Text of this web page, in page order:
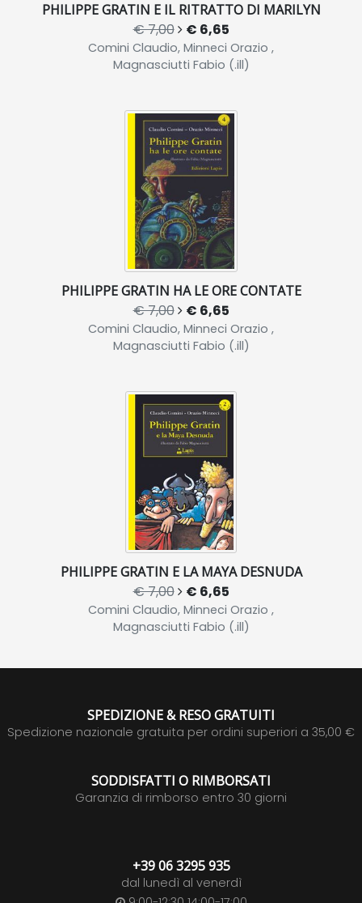
PHILIPPE GRATIN E IL RITRATTO DI MARILYN
€ 7,00 € 6,65
Comini Claudio, Minneci Orazio ,
Magnasciutti Fabio (.ill)
PHILIPPE GRATIN HA LE ORE CONTATE
€ 7,00 € 6,65
Comini Claudio, Minneci Orazio ,
Magnasciutti Fabio (.ill)
PHILIPPE GRATIN E LA MAYA DESNUDA
€ 7,00 € 6,65
Comini Claudio, Minneci Orazio ,
Magnasciutti Fabio (.ill)
SPEDIZIONE & RESO GRATUITI
Spedizione nazionale gratuita per ordini superiori a 35,00 €
SODDISFATTI O RIMBORSATI
Garanzia di rimborso entro 30 giorni
+39 06 3295 935
dal lunedì al venerdì